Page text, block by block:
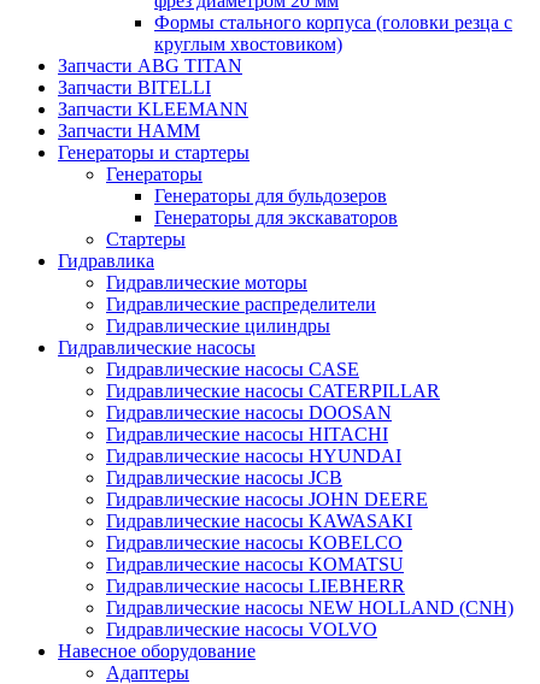
Формы стального корпуса (головки резца с
круглым хвостовиком)
Запчасти ABG TITAN
Запчасти BITELLI
Запчасти KLEEMANN
Запчасти HAMM
Генераторы и стартеры
Генераторы
Генераторы для бульдозеров
Генераторы для экскаваторов
Стартеры
Гидравлика
Гидравлические моторы
Гидравлические распределители
Гидравлические цилиндры
Гидравлические насосы
Гидравлические насосы CASE
Гидравлические насосы CATERPILLAR
Гидравлические насосы DOOSAN
Гидравлические насосы HITACHI
Гидравлические насосы HYUNDAI
Гидравлические насосы JCB
Гидравлические насосы JOHN DEERE
Гидравлические насосы KAWASAKI
Гидравлические насосы KOBELCO
Гидравлические насосы KOMATSU
Гидравлические насосы LIEBHERR
Гидравлические насосы NEW HOLLAND (CNH)
Гидравлические насосы VOLVO
Навесное оборудование
Адаптеры